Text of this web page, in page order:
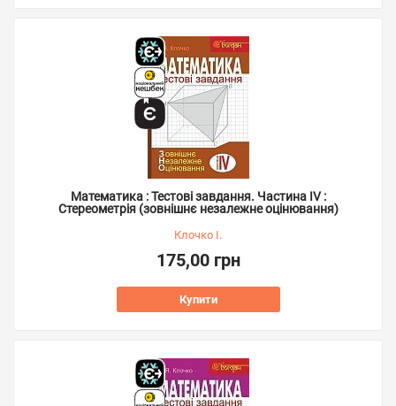
Математика : Тестові завдання. Частина IV :
Стереометрія (зовнішнє незалежне оцінювання)
Клочко І.
175,00 грн
Купити